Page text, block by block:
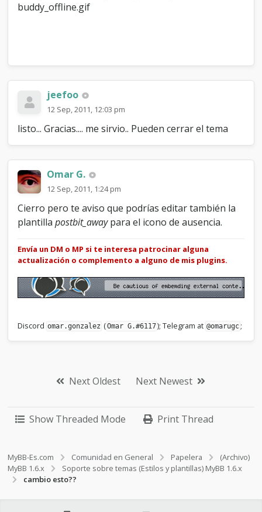
buddy_offline.gif
jeefoo
12 Sep, 2011, 12:03 pm
listo... Gracias.... me sirvio.. Pueden cerrar el tema
Omar G.
12 Sep, 2011, 1:24 pm
Cierro pero te aviso que podrías editar también la
plantillapostbit_awaypara el icono de ausencia.
Envía un DM o MP si te interesa patrocinar alguna
actualización o complemento a alguno de mis plugins.
Discord omar.gonzalez (Omar G.#6117); Telegram at @omarugc ;
Next Oldest Next Newest
Show Threaded Mode Print Thread
MyBB-Es.com Comunidad en General Papelera
(Archivo)
MyBB 1.6.x
Soporte sobre temas (Estilos y plantillas) MyBB 1.6.x
cambio esto??